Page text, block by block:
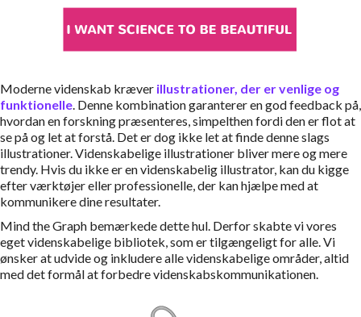
Moderne videnskab kræver illustrationer, der er venlige og
funktionelle . Denne kombination garanterer en god feedback på,
hvordan en forskning præsenteres, simpelthen fordi den er flot at
se på og let at forstå. Det er dog ikke let at finde denne slags
illustrationer. Videnskabelige illustrationer bliver mere og mere
trendy. Hvis du ikke er en videnskabelig illustrator, kan du kigge
efter værktøjer eller professionelle, der kan hjælpe med at
kommunikere dine resultater.
Mind the Graph bemærkede dette hul. Derfor skabte vi vores
eget videnskabelige bibliotek, som er tilgængeligt for alle. Vi
ønsker at udvide og inkludere alle videnskabelige områder, altid
med det formål at forbedre videnskabskommunikationen.